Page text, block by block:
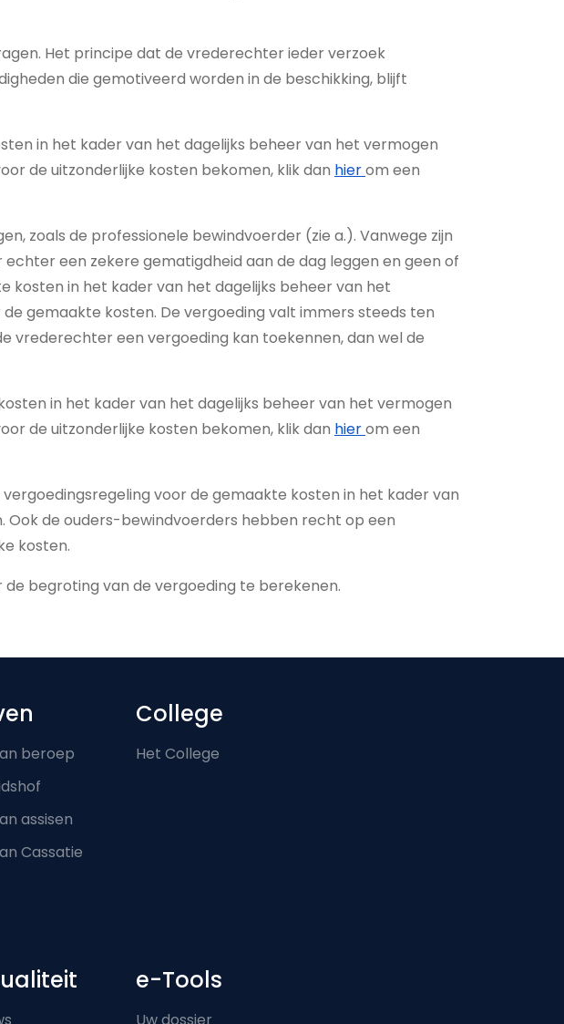
Het principe dat de vrederechter ieder verzoek
die gemotiveerd worden in de beschikking, blijft
in het kader van het dagelijks beheer van het vermogen
de uitzonderlijke kosten bekomen, klik dan hierom een
zoals de professionele bewindvoerder (zie a.). Vanwege zijn
een zekere gematigdheid aan de dag leggen en geen of
in het kader van het dagelijks beheer van het
gemaakte kosten. De vergoeding valt immers steeds ten
vrederechter een vergoeding kan toekennen, dan wel de
in het kader van het dagelijks beheer van het vermogen
de uitzonderlijke kosten bekomen, klik dan hierom een
voor de gemaakte kosten in het kader van
de ouders-bewindvoerders hebben recht op een
kosten.
begroting van de vergoeding te berekenen.
beroep
assisen
Cassatie
College
Het College
e-Tools